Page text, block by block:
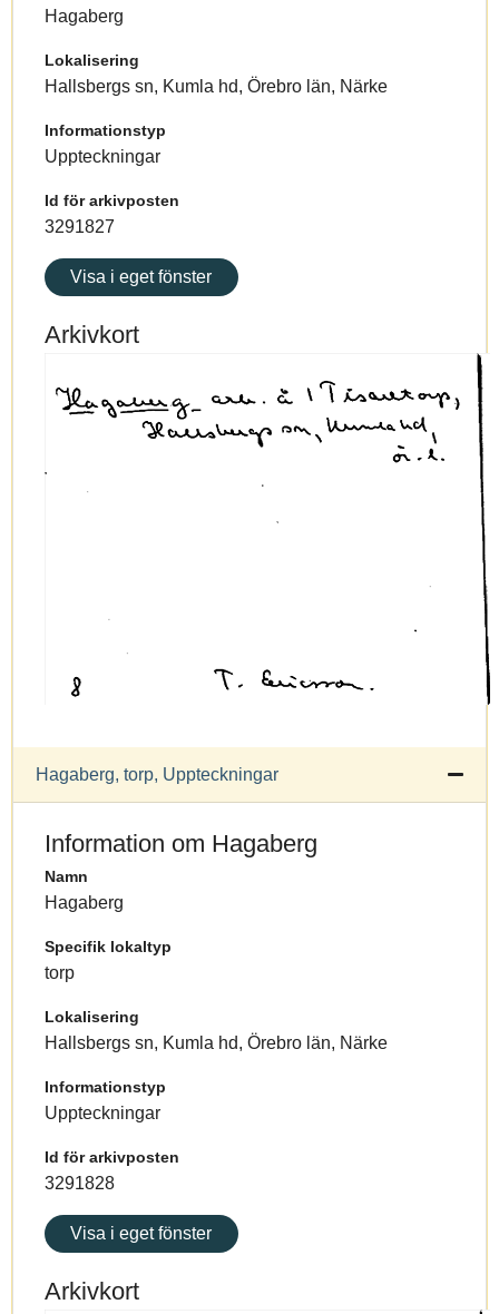
Hagaberg
Lokalisering
Hallsbergs sn, Kumla hd, Örebro län, Närke
Informationstyp
Uppteckningar
Id för arkivposten
3291827
Visa i eget fönster
Arkivkort
Hagaberg, torp, Uppteckningar
Information om Hagaberg
Namn
Hagaberg
Specifik lokaltyp
torp
Lokalisering
Hallsbergs sn, Kumla hd, Örebro län, Närke
Informationstyp
Uppteckningar
Id för arkivposten
3291828
Visa i eget fönster
Arkivkort